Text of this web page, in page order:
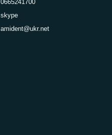
0665241700
skype
amident@ukr.net